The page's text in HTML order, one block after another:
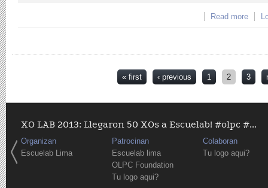
Read more
« first ‹ previous 1 2 3
XO LAB 2013: Llegaron 50 XOs a Escuelab! #olpc #...
Organizan
Escuelab Lima
Patrocinan
Escuelab lima
OLPC Foundation
Tu logo aqui?
Colaboran
Tu logo aqui?